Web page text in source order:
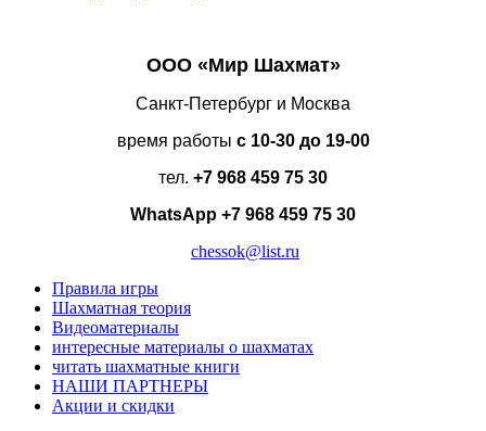
ООО «Мир Шахмат»
Санкт-Петербург и Москва
время работы с 10-30 до 19-00
тел. +7 968 459 75 30
WhatsApp +7 968 459 75 30
chessok@list.ru
Правила игры
Шахматная теория
Видеоматериалы
интересные материалы о шахматах
читать шахматные книги
НАШИ ПАРТНЕРЫ
Акции и скидки